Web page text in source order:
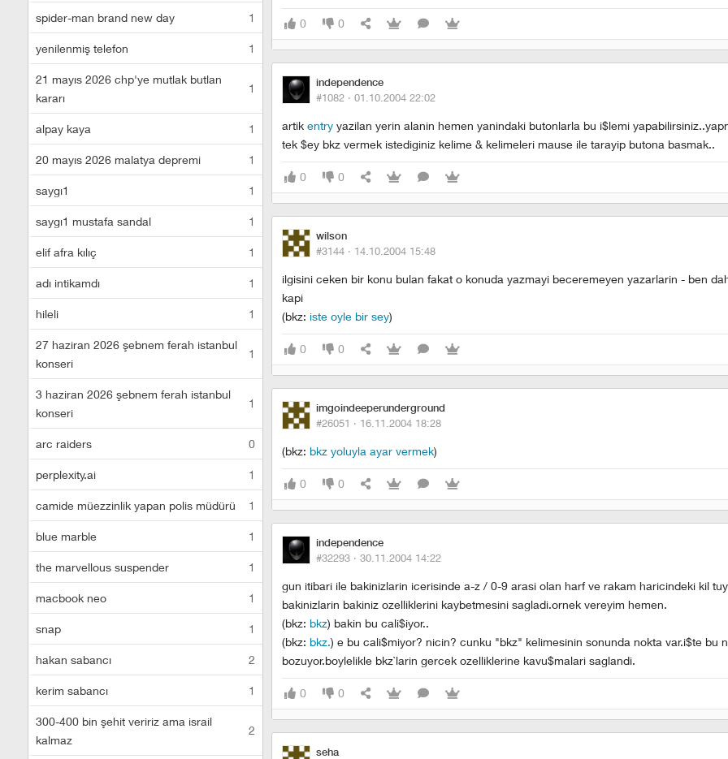
spider-man brand new day 1
yenilenmiş telefon 1
21 mayıs 2026 chp'ye mutlak butlan
kararı
1
alpay kaya 1
20 mayıs 2026 malatya depremi 1
saygı1 1
saygı1 mustafa sandal 1
elif afra kılıç 1
adı intikamdı 1
hileli 1
27 haziran 2026 şebnem ferah istanbul
konseri
1
3 haziran 2026 şebnem ferah istanbul
konseri
1
arc raiders 0
perplexity.ai 1
camide müezzinlik yapan polis müdürü 1
blue marble 1
the marvellous suspender 1
macbook neo 1
snap 1
hakan sabancı 2
kerim sabancı 1
300-400 bin şehit veririz ama israil
kalmaz
2
0 0
independence
#1082 · 01.10.2004 22:02
artik entry yazilan yerin alanin hemen yanindaki butonlarla bu i$lemi
tek $ey bkz vermek istediginiz kelime & kelimeleri mause ile tarayip butona basmak..
0 0
wilson
#3144 · 14.10.2004 15:48
ilgisini ceken bir konu bulan fakat o konuda yazmayi beceremeyen yazarlarin - ben
kapi
(bkz: iste oyle bir sey)
0 0
imgoindeeperunderground
#26051 · 16.11.2004 18:28
(bkz: bkz yoluyla ayar vermek)
0 0
independence
#32293 · 30.11.2004 14:22
gun itibari ile bakinizlarin icerisinde a-z / 0-9 arasi olan harf ve rakam haricindeki kil
bakinizlarin bakiniz ozelliklerini kaybetmesini sagladi.ornek vereyim hemen.
(bkz: bkz) bakin bu cali$iyor..
(bkz: bkz.) e bu cali$miyor? nicin? cunku "bkz" kelimesinin sonunda nokta var.i$te bu
bozuyor.boylelikle bkz`larin gercek ozelliklerine kavu$malari saglandi.
0 0
seha